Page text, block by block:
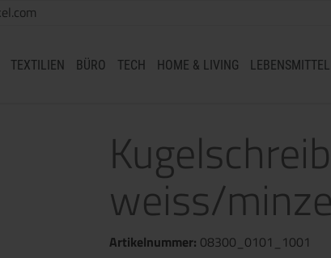
TEXTILIEN BÜRO TECH HOME & LIVING LEBENSMITTEL
weiss/
Artikelnummer: 08300_0101_1001